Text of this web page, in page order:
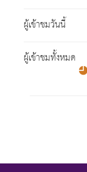
ผู้เข้าชมวันนี้
ผู้เข้าชมทั้งหมด